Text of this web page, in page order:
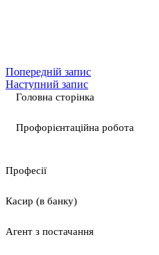
Попередній запис
Наступний запис
Головна сторінка
Профорієнтаційна робота
Професії
Касир (в банку)
Агент з постачання